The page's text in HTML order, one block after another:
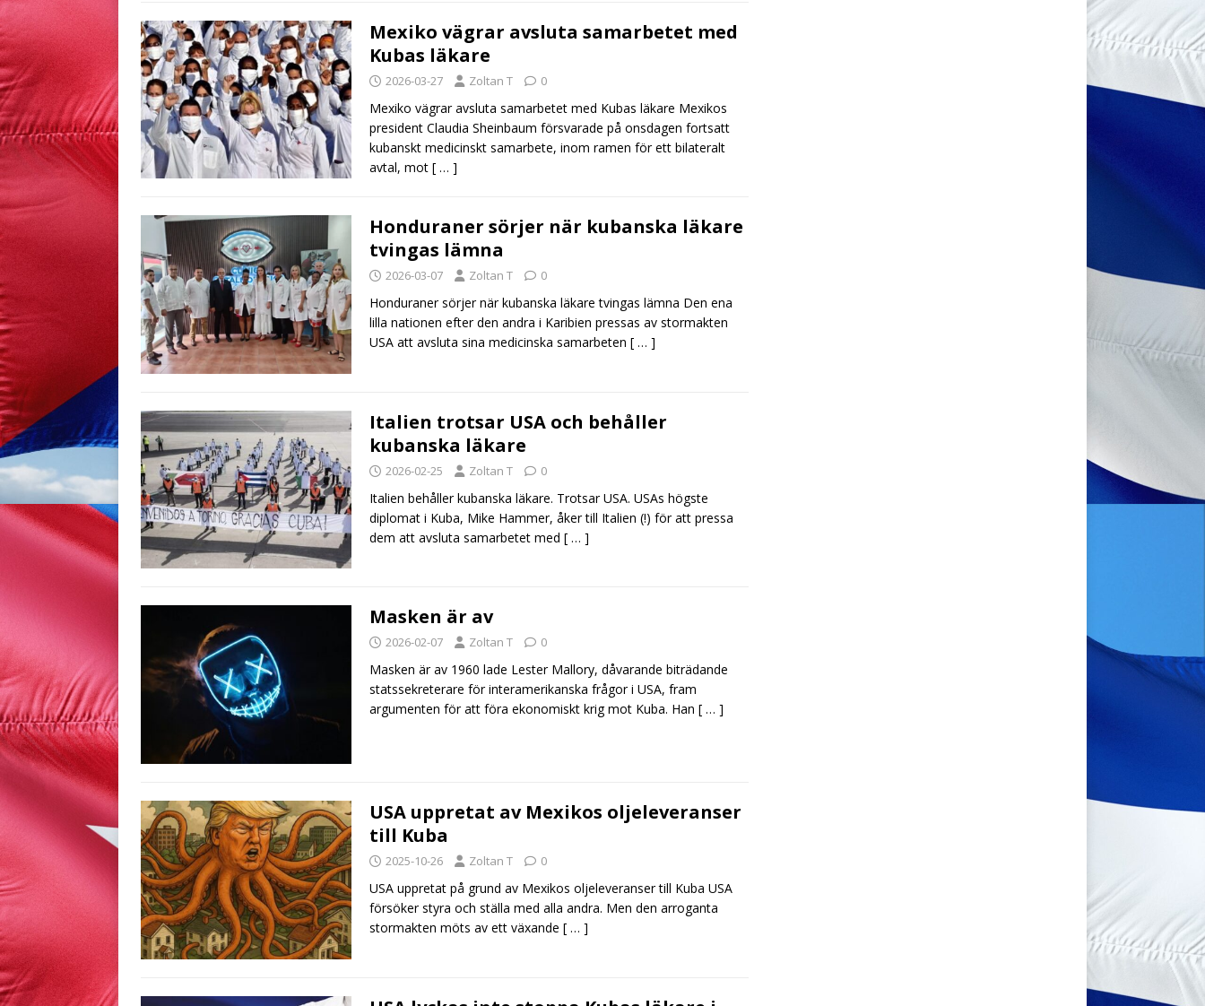
Mexiko vägrar avsluta samarbetet med
Kubas läkare
2026-03-27 Zoltan T 0
Mexiko vägrar avsluta samarbetet med Kubas läkare Mexikos
president Claudia Sheinbaum försvarade på onsdagen fortsatt
kubanskt medicinskt samarbete, inom ramen för ett bilateralt
avtal, mot [ … ]
Honduraner sörjer när kubanska läkare
tvingas lämna
2026-03-07 Zoltan T 0
Honduraner sörjer när kubanska läkare tvingas lämna Den ena
lilla nationen efter den andra i Karibien pressas av stormakten
USA att avsluta sina medicinska samarbeten [ … ]
Italien trotsar USA och behåller
kubanska läkare
2026-02-25 Zoltan T 0
Italien behåller kubanska läkare. Trotsar USA. USAs högste
diplomat i Kuba, Mike Hammer, åker till Italien (!) för att pressa
dem att avsluta samarbetet med [ … ]
Masken är av
2026-02-07 Zoltan T 0
Masken är av 1960 lade Lester Mallory, dåvarande biträdande
statssekreterare för interamerikanska frågor i USA, fram
argumenten för att föra ekonomiskt krig mot Kuba. Han [ … ]
USA uppretat av Mexikos oljeleveranser
till Kuba
2025-10-26 Zoltan T 0
USA uppretat på grund av Mexikos oljeleveranser till Kuba USA
försöker styra och ställa med alla andra. Men den arroganta
stormakten möts av ett växande [ … ]